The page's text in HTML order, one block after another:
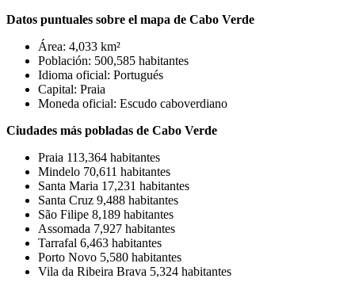
Datos puntuales sobre el mapa de Cabo Verde
Área: 4,033 km²
Población: 500,585 habitantes
Idioma oficial: Portugués
Capital: Praia
Moneda oficial: Escudo caboverdiano
Ciudades más pobladas de Cabo Verde
Praia 113,364 habitantes
Mindelo 70,611 habitantes
Santa Maria 17,231 habitantes
Santa Cruz 9,488 habitantes
São Filipe 8,189 habitantes
Assomada 7,927 habitantes
Tarrafal 6,463 habitantes
Porto Novo 5,580 habitantes
Vila da Ribeira Brava 5,324 habitantes